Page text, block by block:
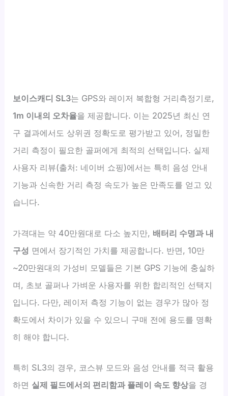
보이스캐디 SL3는 GPS와 레이저 복합형 거리측정기로,
1m 이내의 오차율을 제공합니다. 이는 2025년 최신 연
구 결과에서도 상위권 정확도로 평가받고 있어, 정밀한
거리 측정이 필요한 골퍼에게 최적의 선택입니다. 실제
사용자 리뷰(출처: 네이버 쇼핑)에서는 특히 음성 안내
기능과 신속한 거리 측정 속도가 높은 만족도를 얻고 있
습니다.
가격대는 약 40만원대로 다소 높지만, 배터리 수명과 내
구성 면에서 장기적인 가치를 제공합니다. 반면, 10만
~20만원대의 가성비 모델들은 기본 GPS 기능에 충실하
며, 초보 골퍼나 가벼운 사용자를 위한 합리적인 선택지
입니다. 다만, 레이저 측정 기능이 없는 경우가 많아 정
확도에서 차이가 있을 수 있으니 구매 전에 용도를 명확
히 해야 합니다.
특히 SL3의 경우, 코스뷰 모드와 음성 안내를 적극 활용
하면 실제 필드에서의 편리함과 플레이 속도 향상을 경